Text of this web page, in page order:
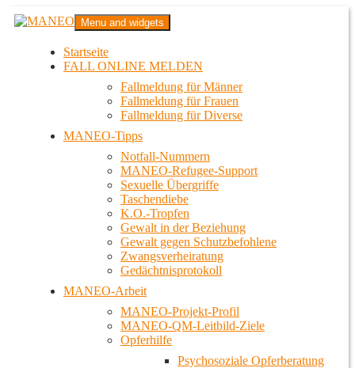
Zum
InhaltMANEO
Das schwule Anti-Gewalt-Projekt in Berlin
Menu and widgets
Startseite
FALL ONLINE MELDEN
Fallmeldung für Männer
Fallmeldung für Frauen
Fallmeldung für Diverse
MANEO-Tipps
Notfall-Nummern
MANEO-Refugee-Support
Sexuelle Übergriffe
Taschendiebe
K.O.-Tropfen
Gewalt in der Beziehung
Gewalt gegen Schutzbefohlene
Zwangsverheiratung
Gedächtnisprotokoll
MANEO-Arbeit
MANEO-Projekt-Profil
MANEO-QM-Leitbild-Ziele
Opferhilfe
Psychosoziale Opferberatung